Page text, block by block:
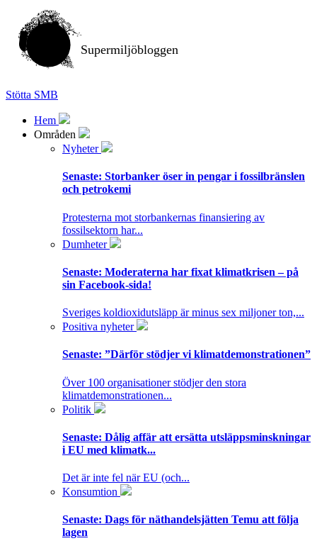
Supermiljöbloggen
Stötta SMB
Hem
Områden
Nyheter
Senaste: Storbanker öser in pengar i fossilbränslen
och petrokemi
Protesterna mot storbankernas finansiering av
fossilsektorn har...
Dumheter
Senaste: Moderaterna har fixat klimatkrisen – på
sin Facebook-sida!
Sveriges koldioxidutsläpp är minus sex miljoner ton,...
Positiva nyheter
Senaste: ”Därför stödjer vi klimatdemonstrationen”
Över 100 organisationer stödjer den stora
klimatdemonstrationen...
Politik
Senaste: Dålig affär att ersätta utsläppsminskningar
i EU med klimatk...
Det är inte fel när EU (och...
Konsumtion
Senaste: Dags för näthandelsjätten Temu att följa
lagen